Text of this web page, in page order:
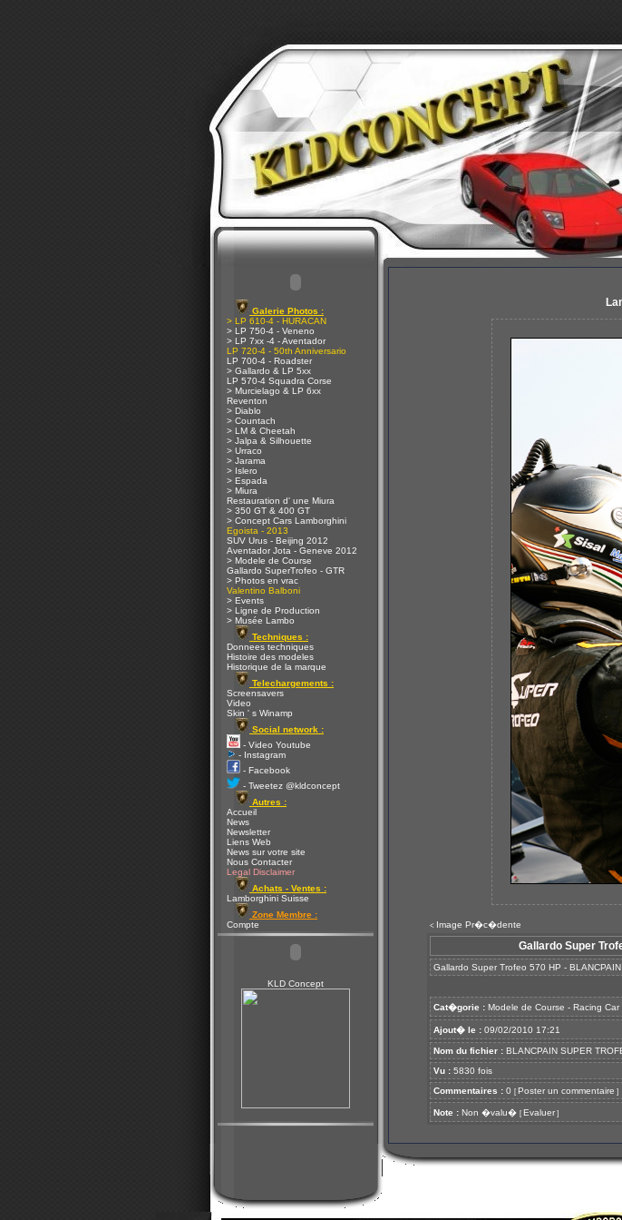
Galerie Photos :
> LP 610-4 - HURACAN
> LP 750-4 - Veneno
> LP 7xx -4 - Aventador
LP 720-4 - 50th Anniversario
LP 700-4 - Roadster
> Gallardo & LP 5xx
LP 570-4 Squadra Corse
> Murcielago & LP 6xx
Reventon
> Diablo
> Countach
> LM & Cheetah
> Jalpa & Silhouette
> Urraco
> Jarama
> Islero
> Espada
> Miura
Restauration d' une Miura
> 350 GT & 400 GT
> Concept Cars Lamborghini
Egoista - 2013
SUV Urus - Beijing 2012
Aventador Jota - Geneve 2012
> Modele de Course
Gallardo SuperTrofeo - GTR
> Photos en vrac
Valentino Balboni
> Events
> Ligne de Production
> Musée Lambo
Techniques :
Donnees techniques
Histoire des modeles
Historique de la marque
Telechargements :
Screensavers
Video
Skin ' s Winamp
Social network :
- Video Youtube
- Instagram
- Facebook
- Tweetez @kldconcept
Autres :
Accueil
News
Newsletter
Liens Web
News sur votre site
Nous Contacter
Legal Disclaimer
Achats - Ventes :
Lamborghini Suisse
Zone Membre :
Compte
KLD Concept
< Image Pr�c�dente
Gallardo Super
Gallardo Super Trofeo 570 HP -
Cat�gorie : Modele de Course - Racing Car
Ajout� le : 09/02/2010 17:21
Nom du fichier : BLANCPAIN SUPER
Vu : 5830 fois
Commentaires : 0 [ Poster un commentaire ]
Note : Non �valu� [ Evaluer ]